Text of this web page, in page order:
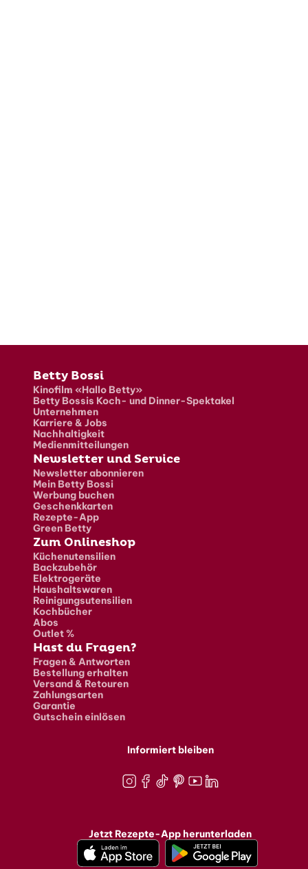
Fusszeile
Betty Bossi
Kinofilm «Hallo Betty»
Betty Bossis Koch- und Dinner-Spektakel
Unternehmen
Karriere & Jobs
Nachhaltigkeit
Medienmitteilungen
Newsletter und Service
Newsletter abonnieren
Mein Betty Bossi
Werbung buchen
Geschenkkarten
Rezepte-App
Green Betty
Zum Onlineshop
Küchenutensilien
Backzubehör
Elektrogeräte
Haushaltswaren
Reinigungsutensilien
Kochbücher
Abos
Outlet %
Hast du Fragen?
Fragen & Antworten
Bestellung erhalten
Versand & Retouren
Zahlungsarten
Garantie
Gutschein einlösen
Informiert bleiben
Jetzt Rezepte-App herunterladen